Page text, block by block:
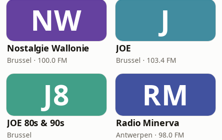
NW
Nostalgie Wallonie
Brussel · 100.0 FM
J
JOE
Brussel · 103.4 FM
J8
JOE 80s & 90s
Brussel
RM
Radio Minerva
Antwerpen · 98.0 FM